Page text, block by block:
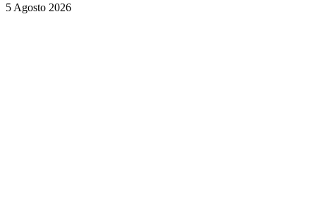
5 Agosto 2026